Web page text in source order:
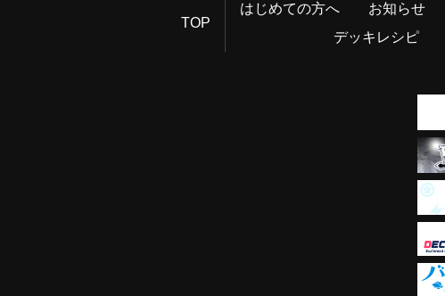
TOP
はじめての方へ お知らせ
デッキレシピ